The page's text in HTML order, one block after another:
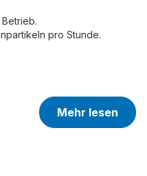
pro Stunde.
Mehr lesen